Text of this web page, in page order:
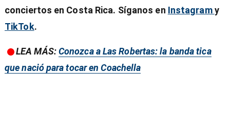
conciertos en Costa Rica. Síganos en Instagramy
TikTok.
LEA MÁS:Conozca a Las Robertas: la banda tica
que nació para tocar en Coachella